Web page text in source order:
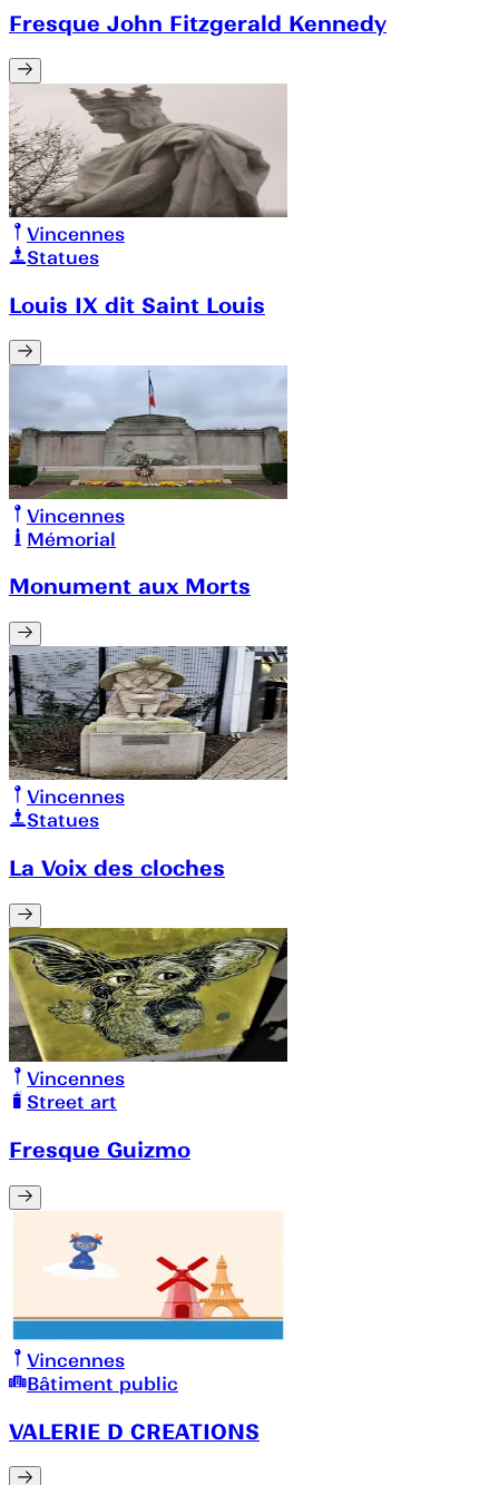
Fresque John Fitzgerald Kennedy
Vincennes
Statues
Louis IX dit Saint Louis
Vincennes
Mémorial
Monument aux Morts
Vincennes
Statues
La Voix des cloches
Vincennes
Street art
Fresque Guizmo
Vincennes
Bâtiment public
VALERIE D CREATIONS